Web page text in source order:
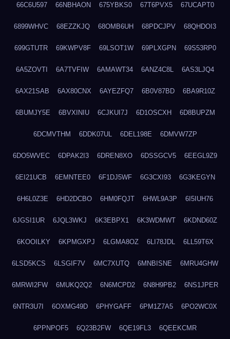
66C6U597 66NBHAON 675YBKS0 67T6PVX5 67UCAPT0
6899WHVC 68EZZKJQ 68OMB6UH 68PDCJPV 68QHDOI3
699GTUTR 69KWPV8F 69LSOT1W 69PLXGPN 69S53RP0
6A5ZOVTI 6A7TVFIW 6AMAWT34 6ANZ4C8L 6AS3LJQ4
6AX21SAB 6AX80CNX 6AYEZFQ7 6B0V87BD 6BA9R10Z
6BUMJY5E 6BVXINIU 6CJKUI7J 6D1OSCXH 6D8BUPZM
6DCMVTHM 6DDK07UL 6DEL198E 6DMVW7ZP
6DO5WVEC 6DPAK2I3 6DREN8XO 6DSSGCV5 6EEGL9Z9
6EI21UCB 6EMNTEE0 6F1DJ5WF 6G3CXI93 6G3KEGYN
6H6L0Z3E 6HD2DCBO 6HM0FQJT 6HWL9A3P 6I5IUH76
6JGSI1UR 6JQL3WKJ 6K3EBPX1 6K3WDMWT 6KDND60Z
6KOOILKY 6KPMGXPJ 6LGMA8OZ 6LI78JDL 6LL59T6X
6LSD5KCS 6LSGIF7V 6MC7XUTQ 6MNBISNE 6MRU4GHW
6MRWI2FW 6MUKQ2Q2 6N6MCPD2 6N8H9PB2 6NS1JPER
6NTR3U7I 6OXMG49D 6PHYGAFF 6PM1Z7A5 6PO2WC0X
6PPNPOF5 6Q23B2FW 6QE19FL3 6QEEKCMR